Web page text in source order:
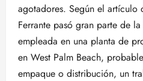
agotadores. Según el artículo
Ferrante pasó gran parte de
empleada en una planta de
en West Palm Beach,
empaque o distribución, un